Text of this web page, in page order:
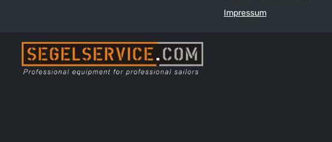
Impressum